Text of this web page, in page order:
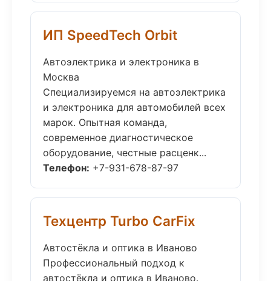
ИП SpeedTech Orbit
Автоэлектрика и электроника в
Москва
Специализируемся на автоэлектрика
и электроника для автомобилей всех
марок. Опытная команда,
современное диагностическое
оборудование, честные расценк...
Телефон: +7-931-678-87-97
Техцентр Turbo CarFix
Автостёкла и оптика в Иваново
Профессиональный подход к
автостёкла и оптика в Иваново.